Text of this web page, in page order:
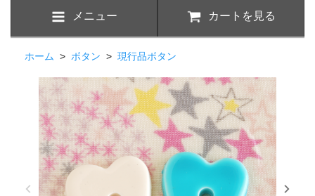
メニュー カートを見る
ホーム > ボタン > 現行品ボタン